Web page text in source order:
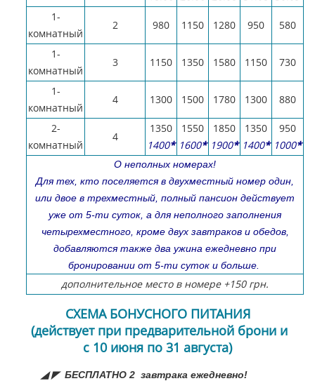
1-
комнатный
2 980 1150 1280 950 580
1-
комнатный
3 1150 1350 1580 1150 730
1-
комнатный
4 1300 1500 1780 1300 880
2-
комнатный
4
1350
1400*
1550
1600*
1850
1900*
1350
1400*
950
1000*
О неполных номерах!
Для тех, кто поселяется в двухместный номер один,
или двое в трехместный, полный пансион действует
уже от 5-ти суток, а для неполного заполнения
четырехместного, кроме двух завтраков и обедов,
добавляются также два ужина ежедневно при
бронировании от 5-ти суток и больше.
дополнительное место в номере +150 грн.
СХЕМА БОНУСНОГО ПИТАНИЯ
(действует при предварительной брони и
с 10 июня по 31 августа)
◢ ◤ БЕСПЛАТНО 2 завтрака ежедневно!